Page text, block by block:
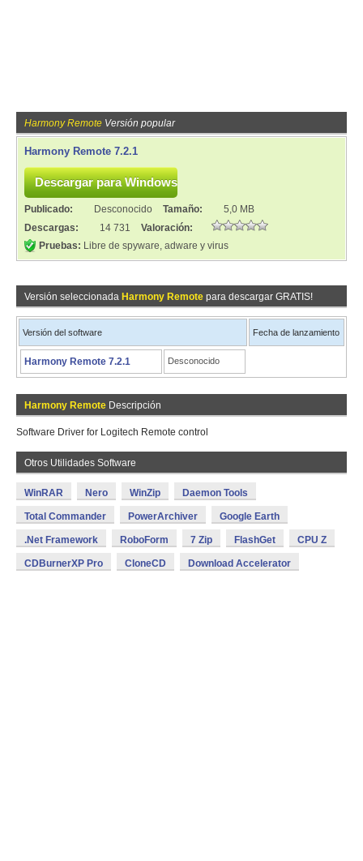
Harmony Remote Versión popular
Harmony Remote 7.2.1
Publicado: Desconocido Tamaño:
5,0 MB
Descargas:
14 731
Valoración:
Pruebas: Libre de spyware, adware y virus
Versión seleccionada Harmony Remote para descargar GRATIS!
Versión del software Fecha de lanzamiento
Harmony Remote 7.2.1 Desconocido
Harmony Remote Descripción
Software Driver for Logitech Remote control
Otros Utilidades Software
WinRAR Nero WinZip Daemon Tools
Total Commander PowerArchiver Google Earth
.Net Framework RoboForm 7 Zip FlashGet CPU Z
CDBurnerXP Pro CloneCD Download Accelerator